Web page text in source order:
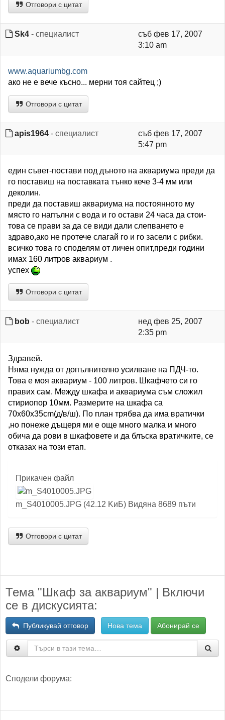
Отговори с цитат
Sk4 - специалист
съб фев 17, 2007
3:10 am
www.aquariumbg.com
ако не е вече късно... мерни тоя сайтец ;)
Отговори с цитат
apis1964 - специалист
съб фев 17, 2007
5:47 pm
един съвет-постави под дъното на аквариума преди да
го поставиш на поставката тънко кече 3-4 мм или
деколин.
преди да поставиш аквариума на постоянното му
място го напълни с вода и го остави 24 часа да стои-
това се прави за да се види дали слепването е
здраво,ако не протече слагай го и го засели с рибки.
всичко това го споделям от личен опит,преди години
имах 160 литров аквариум .
успех
Отговори с цитат
bob - специалист
нед фев 25, 2007
2:35 pm
Здравей.
Няма нужда от допълнително усилване на ПДЧ-то.
Това е моя аквариум - 100 литров. Шкафчето си го
правих сам. Между шкафа и аквариума съм сложил
стириопор 10мм. Размерите на шкафа са
70x60x35cm(д/в/ш). По план трябва да има вратички
,но понеже дъщеря ми е още много малка и много
обича да рови в шкафовете и да блъска вратичките, се
отказах на този етап.
Прикачен файл
m_S4010005.JPG (42.12 KиБ) Видяна 8689 пъти
Отговори с цитат
Тема "Шкаф за аквариум" | Включи
се в дискусията:
Публикувай отговор Нова тема Абонирай се
Сподели форума: